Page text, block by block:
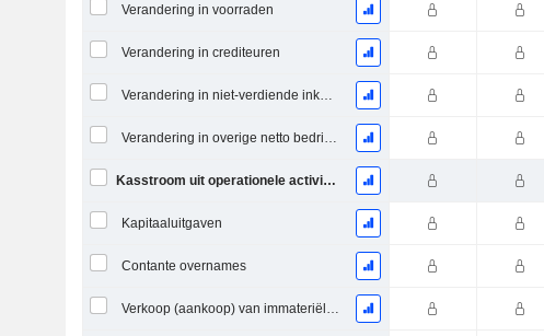
Verandering in voorraden
Verandering in crediteuren
Verandering in niet-verdiende inkomsten
Verandering in overige netto bedrijfsactiva
Kasstroom uit operationele activiteiten
Kapitaaluitgaven
Contante overnames
Verkoop (aankoop) van immateriële activa